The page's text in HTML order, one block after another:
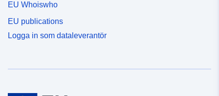
EU Whoiswho
EU publications
Logga in som dataleverantör